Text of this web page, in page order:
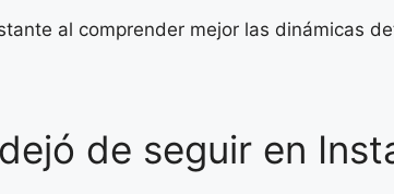
al comprender mejor las dinámicas
de seguir en